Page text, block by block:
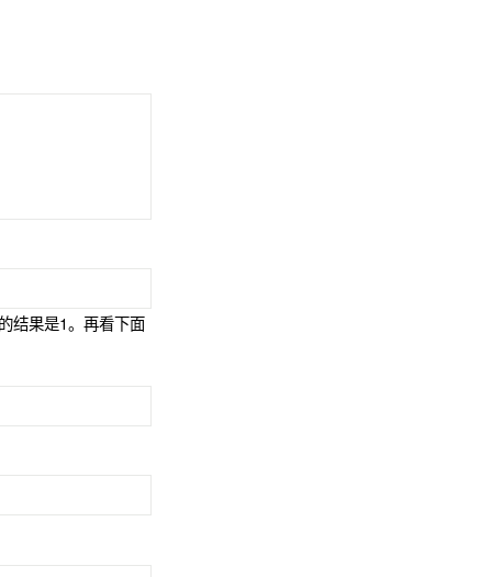
结果是1。再看下面